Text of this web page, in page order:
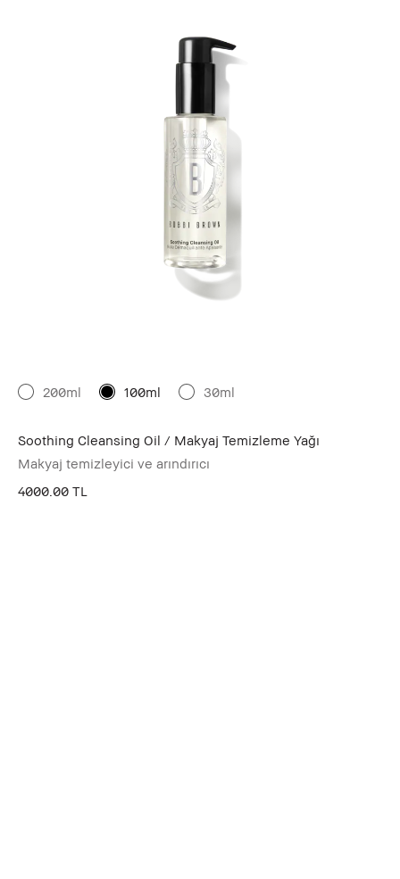
200ml 100ml 30ml
Soothing Cleansing Oil / Makyaj Temizleme Yağı
Makyaj temizleyici ve arındırıcı
4000.00 TL